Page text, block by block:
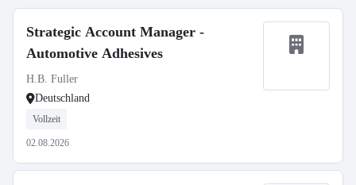
Strategic Account Manager -
Automotive Adhesives
H.B. Fuller
Deutschland
Vollzeit
02.08.2026